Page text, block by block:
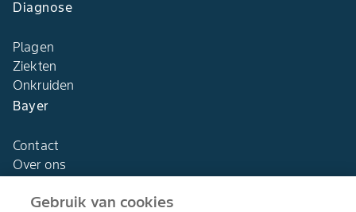
Diagnose
Plagen
Ziekten
Onkruiden
Bayer
Contact
Over ons
Gebruik van cookies